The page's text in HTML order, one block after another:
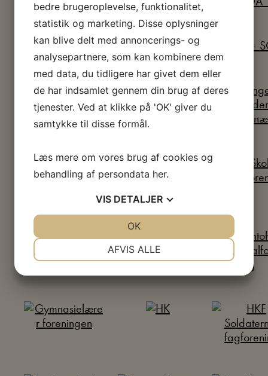
bedre brugeroplevelse, funktionalitet,
statistik og marketing. Disse oplysninger
kan blive delt med annoncerings- og
analysepartnere, som kan kombinere dem
med data, du tidligere har givet dem eller
de har indsamlet gennem din brug af deres
tjenester. Ved at klikke på 'OK' giver du
samtykke til disse formål.
Læs mere om vores brug af cookies og
behandling af persondata her.
VIS DETALJER
AFVIS ALLE
OK